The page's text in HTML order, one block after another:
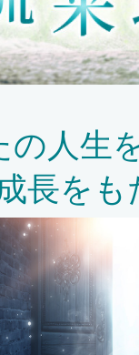
の人生
長を